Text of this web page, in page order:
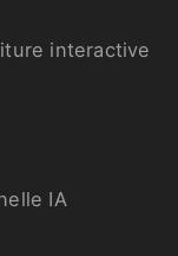
interactive
IA